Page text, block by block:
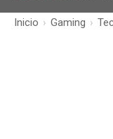
Inicio › Gaming ›